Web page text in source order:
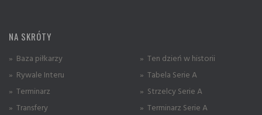
NA SKRÓTY
» Baza piłkarzy
» Rywale Interu
» Terminarz
» Transfery
» Ten dzień w historii
» Tabela Serie A
» Strzelcy Serie A
» Terminarz Serie A